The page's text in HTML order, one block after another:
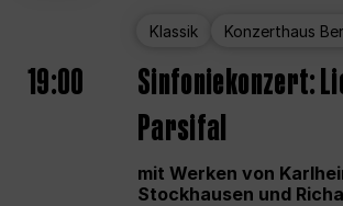
Klassik Konzerthaus
19:00
Sinfoniekonzert:
Parsifal
mit Werken von
Stockhausen und